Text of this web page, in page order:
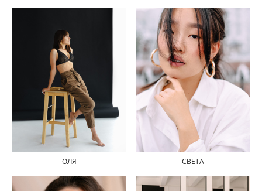
ОЛЯ СВЕТА